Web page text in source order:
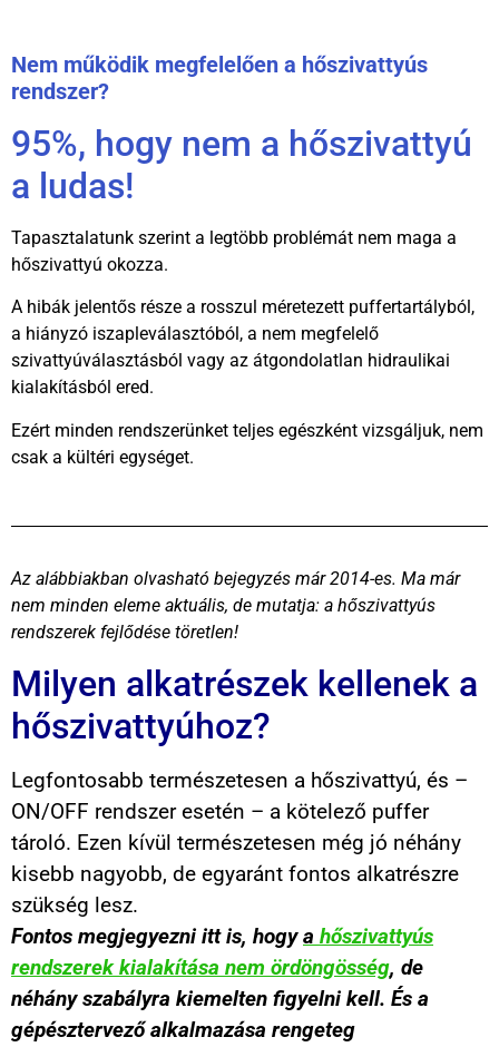
Nem működik megfelelően a hőszivattyús
rendszer?
95%, hogy nem a hőszivattyú
a ludas!
Tapasztalatunk szerint a legtöbb problémát nem maga a
hőszivattyú okozza.
A hibák jelentős része a rosszul méretezett puffertartályból,
a hiányzó iszapleválasztóból, a nem megfelelő
szivattyúválasztásból vagy az átgondolatlan hidraulikai
kialakításból ered.
Ezért minden rendszerünket teljes egészként vizsgáljuk, nem
csak a kültéri egységet.
Az alábbiakban olvasható bejegyzés már 2014-es. Ma már
nem minden eleme aktuális, de mutatja: a hőszivattyús
rendszerek fejlődése töretlen!
Milyen alkatrészek kellenek a
hőszivattyúhoz?
Legfontosabb természetesen a hőszivattyú, és –
ON/OFF rendszer esetén – a kötelező puffer
tároló. Ezen kívül természetesen még jó néhány
kisebb nagyobb, de egyaránt fontos alkatrészre
szükség lesz.
Fontos megjegyezni itt is, hogya hőszivattyús
rendszerek kialakítása nem ördöngösség, de
néhány szabályra kiemelten figyelni kell. És a
gépésztervező alkalmazása rengeteg